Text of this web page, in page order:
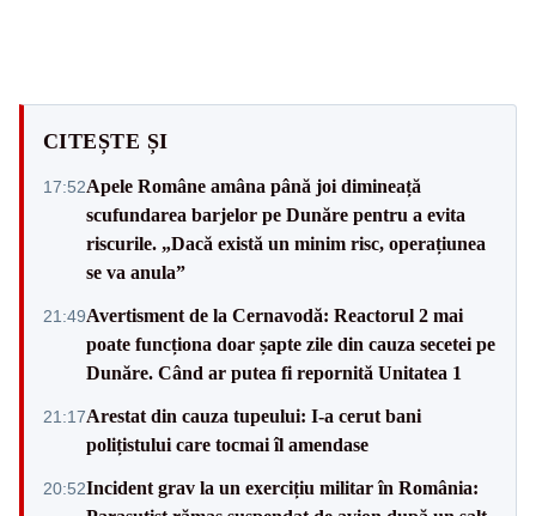
CITEȘTE ȘI
17:52Apele Române amâna până joi dimineață
scufundarea barjelor pe Dunăre pentru a evita
riscurile. „Dacă există un minim risc, operațiunea
se va anula”
21:49Avertisment de la Cernavodă: Reactorul 2 mai
poate funcționa doar șapte zile din cauza secetei pe
Dunăre. Când ar putea fi repornită Unitatea 1
21:17Arestat din cauza tupeului: I-a cerut bani
polițistului care tocmai îl amendase
20:52Incident grav la un exercițiu militar în România: